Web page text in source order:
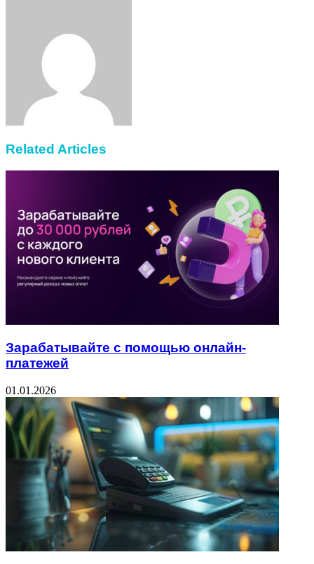
Related Articles
Зарабатывайте с помощью онлайн-
платежей
01.01.2026